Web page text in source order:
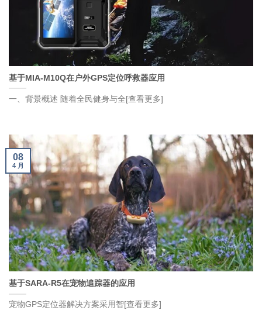
基于MIA-M10Q在户外GPS定位呼救器应用
一、背景概述 随着全民健身与全[查看更多]
基于SARA-R5在宠物追踪器的应用
宠物GPS定位器解决方案采用智[查看更多]
08
4 月